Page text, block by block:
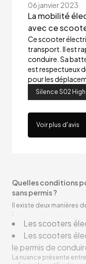
06 janvier 2023
La mobilité
avec ce
Ce scooter
transport. Il est
conduire. Sa
est respectueux
pour les
Silence S02
Voir plus d'avis
Quelles conditions
sans permis ?
Il existe deux manières
:
Les scooters
Les scooters
le permis de
La nuance présente